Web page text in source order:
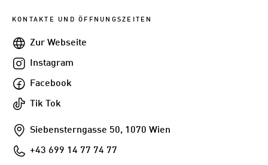
KONTAKTE UND ÖFFNUNGSZEITEN
WebseiteZur Webseite
Instagram
Instagram
FacebookFacebook
Tik
Tik Tok
Addresse
Siebensterngasse 50, 1070 Wien
Telefon+43 699 14 77 74 77